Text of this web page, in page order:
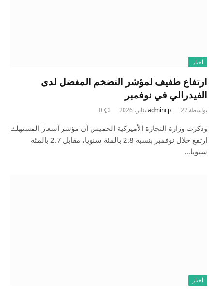
أخبار
ارتفاع طفيف لمؤشر التضخم المفضل لدى
الفيدرالي في نوفمبر
بواسطة admincp 22 يناير، 2026 0
وذكرت وزارة التجارة الأميركية الخميس أن مؤشر أسعار المستهلك
ارتفع خلال نوفمبر بنسبة 2.8 بالمئة سنويا، مقابل 2.7 بالمئة
سنويا…
أخبار